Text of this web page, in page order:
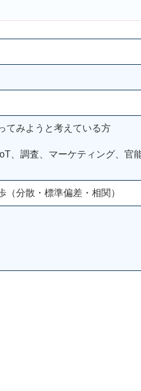
てみようと考えている方
、調査、マーケティング、官
（分散・標準偏差・相関）